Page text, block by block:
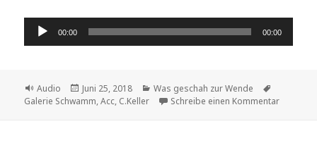
Audio-
00:00 00:00
Format
Audio
Veröffentlicht
am
Juni 25, 2018 Kategorien
Was geschah zur Wende
Galerie Schwamm,Acc, C.Keller Schreibe einen Kommentarzu Wie